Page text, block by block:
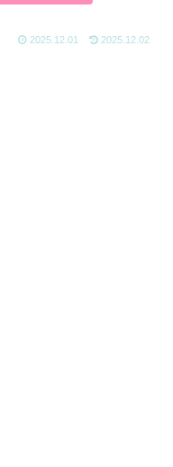
2025.12.01 2025.12.02